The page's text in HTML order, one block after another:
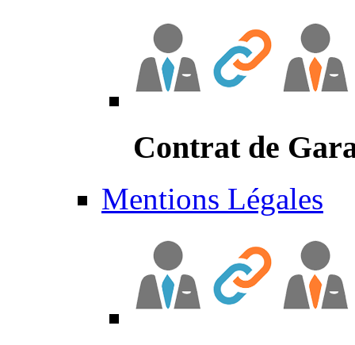
Contrat de
Mentions Légales